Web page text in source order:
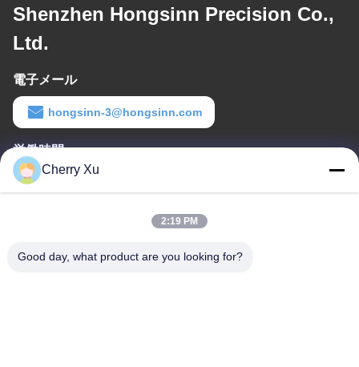
Shenzhen Hongsinn Precision Co.,
Ltd.
電子メール
hongsinn-3@hongsinn.com
労働時間
8:30-22:30
广东省深圳市宝安区沙井新桥岗仔大街3号
Cherry Xu
2:19 PM
Good day, what product are you looking for?